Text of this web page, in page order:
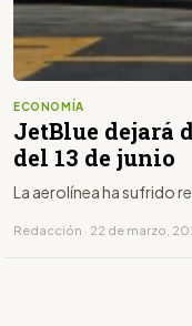
ECONOMÍA
JetBlue dejará
del 13 de junio
La aerolínea ha sufrido
Redacción · 22 de marzo,